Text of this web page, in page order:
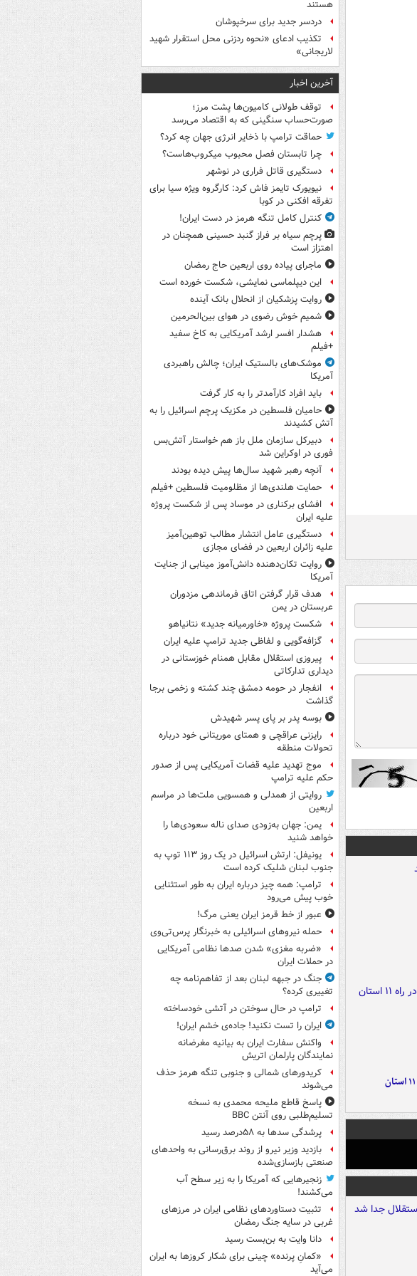
هستند
دردسر جدید برای سرخپوشان
تکذیب ادعای «نحوه ردزنی محل استقرار شهید
لاریجانی»
آخرین اخبار
توقف طولانی کامیون‌ها پشت مرز؛
صورت‌حساب سنگینی که به اقتصاد می‌رسد
حماقت ترامپ با ذخایر انرژی جهان چه کرد؟
چرا تابستان فصل محبوب میکروب‌هاست؟
دستگیری قاتل فراری در نوشهر
نیویورک تایمز فاش کرد: کارگروه ویژه سیا برای
تفرقه افکنی در کوبا
کنترل کامل تنگه هرمز در دست ایران!
پرچم سیاه بر فراز گنبد حسینی همچنان در
اهتزاز است
ماجرای پیاده روی اربعین حاج رمضان
این دیپلماسی نمایشی، شکست خورده است
روایت پزشکیان از انحلال بانک آینده
شمیم خوش رضوی در هوای بین‌الحرمین
هشدار افسر ارشد آمریکایی به کاخ سفید
+فیلم
موشک‌های بالستیک ایران؛ چالش راهبردی
آمریکا
باید افراد کارآمدتر را به کار گرفت
حامیان فلسطین در مکزیک پرچم اسرائیل را به
آتش کشیدند
دبیرکل سازمان ملل باز هم خواستار آتش‌بس
فوری در اوکراین شد
آنچه رهبر شهید سال‌ها پیش دیده بودند
حمایت هلندی‌ها از مظلومیت فلسطین +فیلم
افشای برکناری در موساد پس از شکست پروژه
علیه ایران
دستگیری عامل انتشار مطالب توهین‌آمیز
علیه زائران اربعین در فضای مجازی
روایت تکان‌دهنده دانش‌آموز مینابی از جنایت
آمریکا
هدف قرار گرفتن اتاق‌ فرماندهی مزدوران
عربستان در یمن
شکست پروژه «خاورمیانه جدید» نتانیاهو
گزافه‌گویی و لفاظی جدید ترامپ علیه ایران
پیروزی استقلال مقابل همنام خوزستانی در
دیداری تدارکاتی
انفجار در حومه دمشق چند کشته و زخمی برجا
گذاشت
بوسه‌ پدر بر پای پسر شهیدش
رایزنی عراقچی و همتای موریتانی خود درباره
تحولات منطقه
موج تهدید علیه قضات آمریکایی پس از صدور
حکم علیه ترامپ
روایتی از همدلی و همسویی ملت‌ها در مراسم
اربعین
یمن: جهان به‌زودی صدای ناله سعودی‌ها را
خواهد شنید
یونیفل: ارتش اسرائیل در یک روز ۱۱۳ توپ به
جنوب لبنان شلیک کرده است
ترامپ: همه چیز درباره ایران به طور استثنایی
خوب پیش می‌رود
عبور از خط قرمز ایران یعنی مرگ!
حمله نیروهای اسرائیلی به خبرنگار پرس‌تی‌وی
«ضربه مغزی» شدن صدها نظامی آمریکایی
در حملات ایران
جنگ در جبهه لبنان بعد از تفاهم‌نامه چه
تغییری کرده؟
ترامپ در حال سوختن در آتشی خودساخته
ایران را تست نکنید! جاده‌ی خشم ایران!
واکنش سفارت ایران به بیانیه مغرضانه
نمایندگان پارلمان اتریش
کریدورهای شمالی و جنوبی تنگه هرمز حذف
می‌شوند
پاسخ قاطع ملیحه محمدی به نسخه
تسلیم‌طلبی روی آنتن BBC
پرشدگی سدها به ۵۸درصد رسید
بازدید وزیر نیرو از روند برق‌رسانی به واحدهای
صنعتی بازسازی‌شده
زنجیرهایی که آمریکا را به زیر سطح آب
می‌کشند!
تثبیت دستاوردهای نظامی ایران در مرزهای
غربی در سایه جنگ رمضان
دانا وایت به بن‌بست رسید
«کمانِ پرنده» چینی برای شکار کروزها به ایران
می‌آید